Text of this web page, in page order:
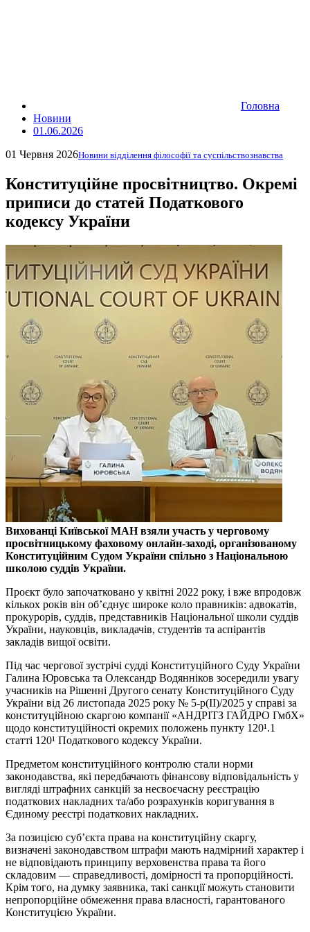
Головна
Новини
01.06.2026
01 Червня 2026Новини відділення філософії та суспільствознавства
Конституційне просвітництво. Окремі
приписи до статей Податкового
кодексу України
Вихованці Київської МАН взяли участь у черговому
просвітницькому фаховому онлайн-заході, організованому
Конституційним Судом України спільно з Національною
школою суддів України.
Проєкт було започатковано у квітні 2022 року, і вже впродовж
кількох років він об’єднує широке коло правників: адвокатів,
прокурорів, суддів, представників Національної школи суддів
України, науковців, викладачів, студентів та аспірантів
закладів вищої освіти.
Під час чергової зустрічі судді Конституційного Суду України
Галина Юровська та Олександр Водянніков зосередили увагу
учасників на Рішенні Другого сенату Конституційного Суду
України від 26 листопада 2025 року № 5-р(II)/2025 у справі за
конституційною скаргою компанії «АНДРІТЗ ГАЙДРО ГмбХ»
щодо конституційності окремих положень пункту 120¹.1
статті 120¹ Податкового кодексу України.
Предметом конституційного контролю стали норми
законодавства, які передбачають фінансову відповідальність у
вигляді штрафних санкцій за несвоєчасну реєстрацію
податкових накладних та/або розрахунків коригування в
Єдиному реєстрі податкових накладних.
За позицією суб’єкта права на конституційну скаргу,
визначені законодавством штрафи мають надмірний характер і
не відповідають принципу верховенства права та його
складовим — справедливості, домірності та пропорційності.
Крім того, на думку заявника, такі санкції можуть становити
непропорційне обмеження права власності, гарантованого
Конституцією України.